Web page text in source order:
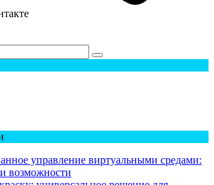
управление виртуальными средами:
возможности